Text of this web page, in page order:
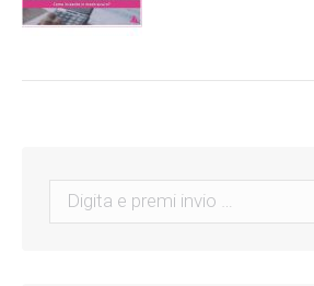
Search: